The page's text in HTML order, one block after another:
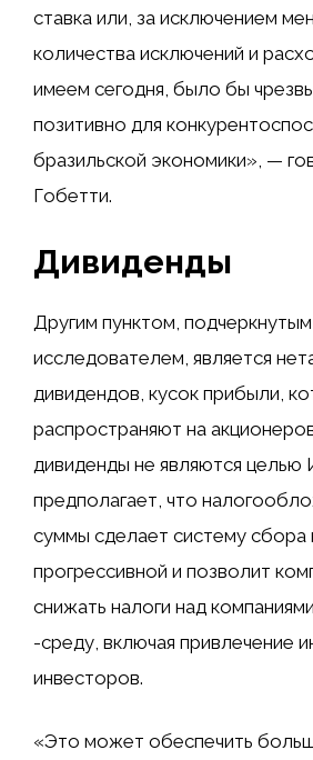
ставка или, за исключением
количества исключений и
имеем сегодня, было бы
позитивно для
бразильской экономики», —
Гобетти.
Дивиденды
Другим пунктом, подчеркнутым
исследователем, является
дивидендов, кусок прибыли,
распространяют на
дивиденды не являются целью
предполагает, что
суммы сделает систему сбора
прогрессивной и позволит
снижать налоги над
-среду, включая привлечение
инвесторов.
«Это может обеспечить